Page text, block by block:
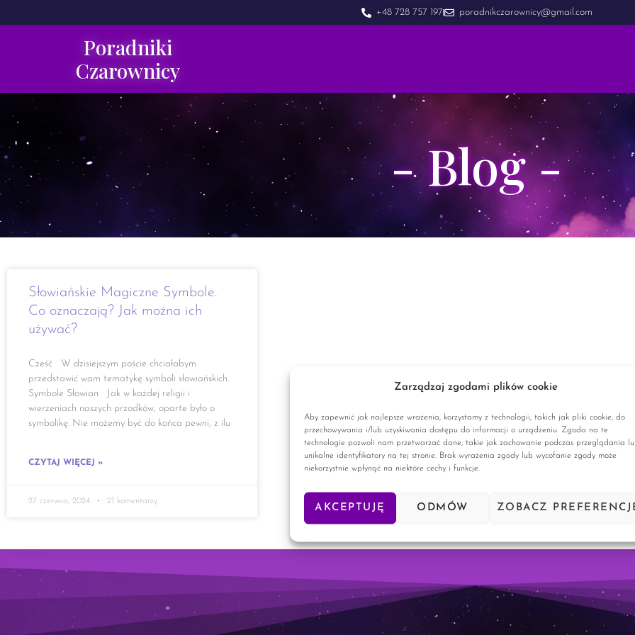
Zarządzaj zgodami plików cookie
Aby zapewnić jak najlepsze wrażenia, korzystamy z technologii, takich jak pliki cookie, do
przechowywania i/lub uzyskiwania dostępu do informacji o urządzeniu. Zgoda na te
technologie pozwoli nam przetwarzać dane, takie jak zachowanie podczas przeglądania
unikalne identyfikatory na tej stronie. Brak wyrażenia zgody lub wycofanie zgody może
niekorzystnie wpłynąć na niektóre cechy i funkcje.
AKCEPTUJĘ ODMÓW ZOBACZ
+48 728 757 197 poradnikczarownicy@gmail.com
Poradniki
Czarownicy
- Blog -
Słowiańskie Magiczne Symbole.
Co oznaczają? Jak można ich
używać?
Cześć W dzisiejszym poście chciałabym
przedstawić wam tematykę symboli słowiańskich.
Symbole Słowian Jak w każdej religii i
wierzeniach naszych przodków, oparte było o
symbolikę. Nie możemy być do końca pewni, z ilu
CZYTAJ WIĘCEJ »
27 czerwca, 2024 21 komentarzy